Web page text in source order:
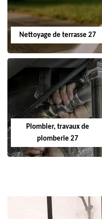
Nettoyage de terrasse 27
Plombier, travaux de
plomberie 27